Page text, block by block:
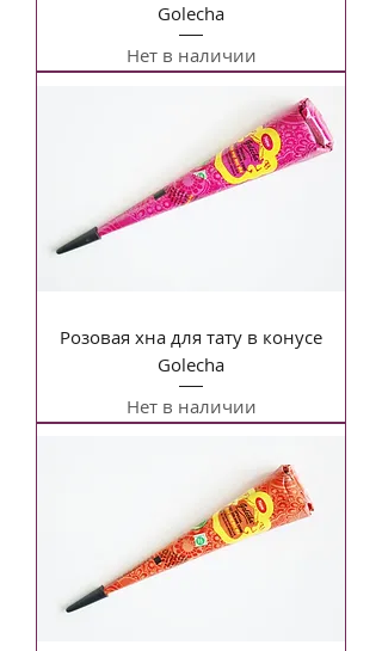
Golecha
Нет в наличии
Розовая хна для тату в конусе
Golecha
Нет в наличии